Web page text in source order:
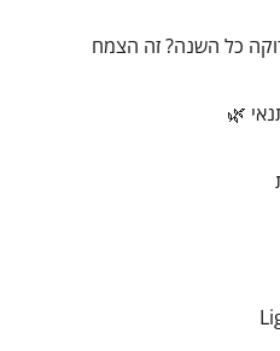
כל השנה? זה הצמח
🌿